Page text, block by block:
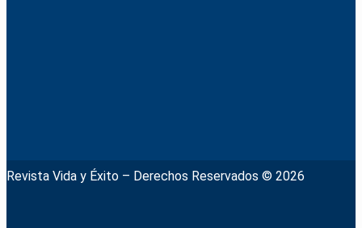
Revista Vida y Éxito – Derechos Reservados © 2026